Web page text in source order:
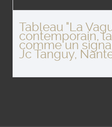
Tableau "La
contemporain,
comme un
Jc Tanguy,